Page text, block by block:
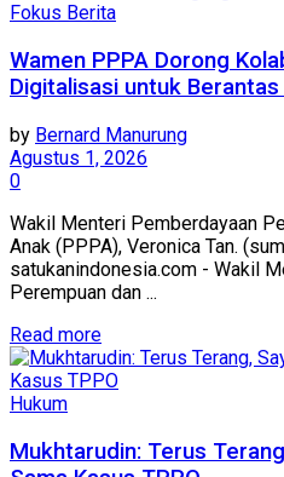
Fokus Berita
Wamen PPPA Dorong
Digitalisasi untuk
by Bernard Manurung
Agustus 1, 2026
0
Wakil Menteri Pemberdayaan
Anak (PPPA), Veronica Tan.
satukanindonesia.com - Wakil
Perempuan dan ...
Read more
Hukum
Mukhtarudin: Terus